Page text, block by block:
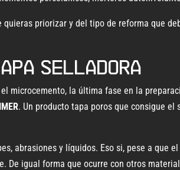
quieras priorizar y del tipo de reforma que
selladora
microcemento, la última fase en la
. Un producto tapa poros que consigue
abrasiones y líquidos. Eso si, pese a que
De igual forma que ocurre con otros